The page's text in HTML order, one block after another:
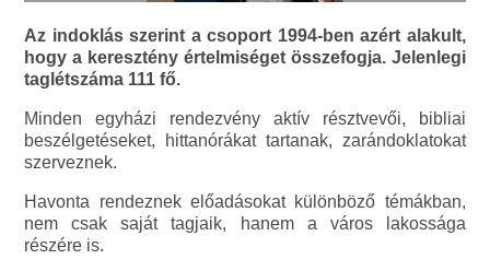
Az indoklás szerint a csoport 1994-ben azért alakult,
hogy a keresztény értelmiséget összefogja. Jelenlegi
taglétszáma 111 fő.
Minden egyházi rendezvény aktív résztvevői, bibliai
beszélgetéseket, hittanórákat tartanak, zarándoklatokat
szerveznek.
Havonta rendeznek előadásokat különböző témákban,
nem csak saját tagjaik, hanem a város lakossága
részére is.